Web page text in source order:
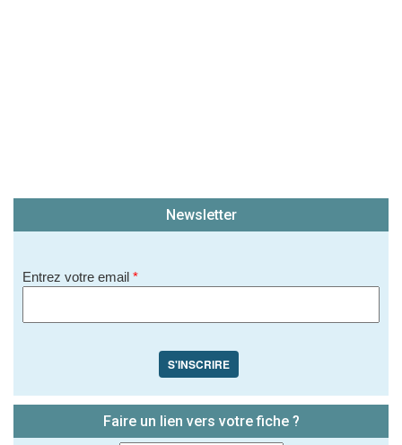
Newsletter
Entrez votre email *
S'INSCRIRE
Faire un lien vers votre fiche ?